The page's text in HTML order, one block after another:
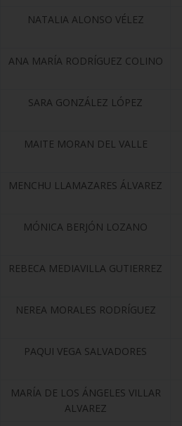
NATALIA ALONSO VÉLEZ
ANA MARÍA RODRÍGUEZ COLINO
SARA GONZÁLEZ LÓPEZ
MAITE MORAN DEL VALLE
MENCHU LLAMAZARES ÁLVAREZ
MÓNICA BERJÓN LOZANO
REBECA MEDIAVILLA GUTIERREZ
NEREA MORALES RODRÍGUEZ
PAQUI VEGA SALVADORES
MARÍA DE LOS ÁNGELES VILLAR
ALVAREZ